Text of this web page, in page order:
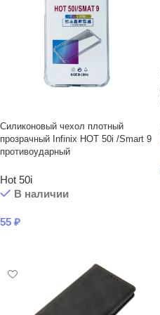
Силиконовый чехол плотный
прозрачный Infinix HOT 50i /Smart 9
противоударный
Hot 50i
В наличии
55 ₽